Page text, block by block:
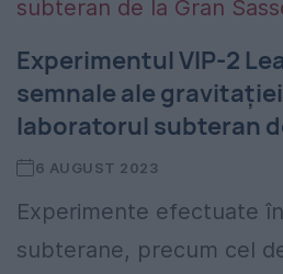
Experimentul VIP-2
semnale ale
laboratorul subteran
6 AUGUST 2023
Experimente efectuate
subterane, precum cel